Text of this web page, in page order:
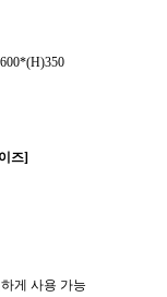
즈]
게 사용 가능